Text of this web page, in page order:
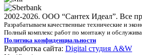
2002-2026. ООО “Сантех Идеал”. Все
Разрабатываем качественные технические и
Полный комплекс работ по монтажу и
Политика конфиденциальности
Разработка сайта: Digital студия A&W